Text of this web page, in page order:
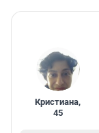
Кристиана,
45